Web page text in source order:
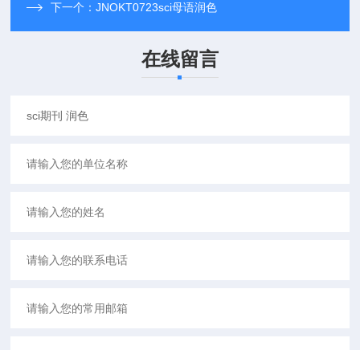
下一个：JNOKT0723sci母语润色
在线留言